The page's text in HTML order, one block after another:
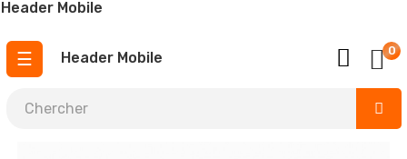
Header Mobile
Basculer
la
☰ 0
Header Mobile